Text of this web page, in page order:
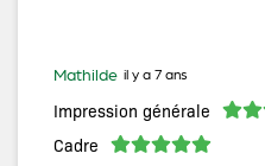
Mathilde il y a 7 ans
Impression générale
Cadre